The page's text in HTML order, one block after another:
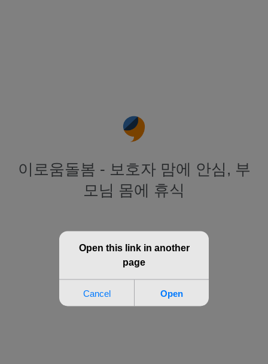
이로움돌봄 - 보호자 맘에 안심, 부
모님 몸에 휴식